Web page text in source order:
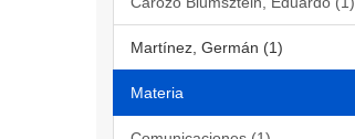
Martínez, Germán (1)
Materia